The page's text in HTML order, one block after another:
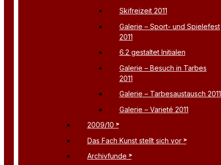
Skifreizeit 2011
Galerie – Sport- und Spielefest
2011
6.2 gestaltet Initialen
Galerie – Besuch in Tarbes
2011
Galerie – Tarbesaustausch 2011
Galerie – Varieté 2011
2009/10
Das Fach Kunst stellt sich vor
Archivfunde